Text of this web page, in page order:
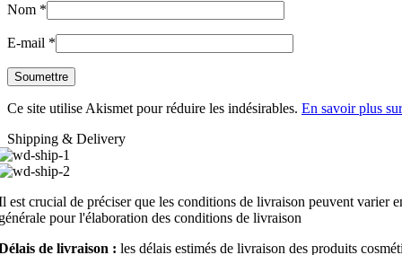
Nom *
E-mail *
Ce site utilise Akismet pour réduire les indésirables. En savoir plus
Shipping & Delivery
est crucial de préciser que les conditions de livraison peuvent varier
pour l'élaboration des conditions de livraison
de livraison : les délais estimés de livraison des produits